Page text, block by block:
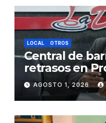
LOCAL OTROS
Central de
retrasos en
de Agua y
Juliaca
AGOSTO 1, 2026